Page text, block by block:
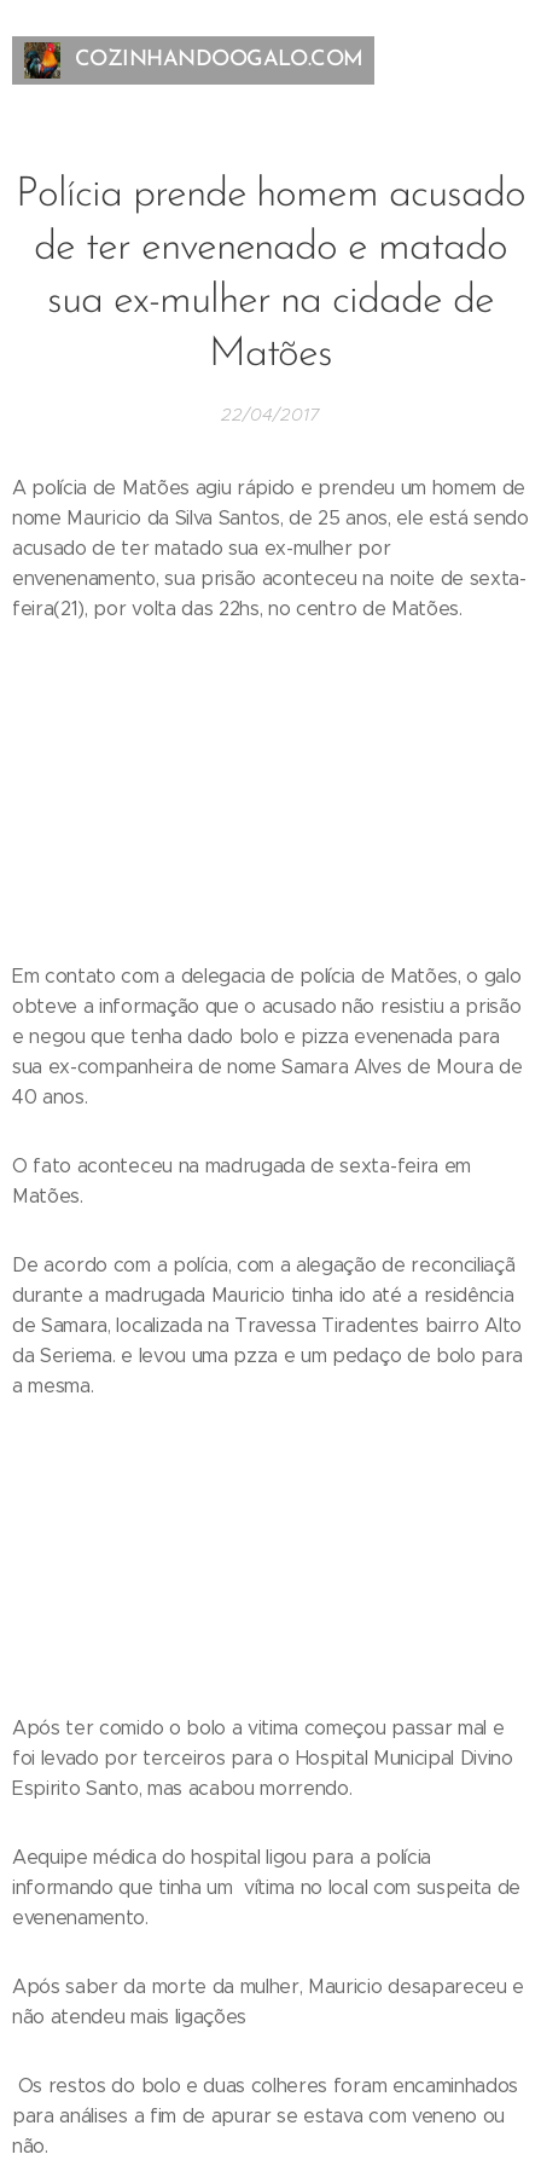
COZINHANDOOGALO.COM
Polícia prende homem acusado
de ter envenenado e matado
sua ex-mulher na cidade de
Matões
22/04/2017
A polícia de Matões agiu rápido e prendeu um homem de
nome Mauricio da Silva Santos, de 25 anos, ele está sendo
acusado de ter matado sua ex-mulher por
envenenamento, sua prisão aconteceu na noite de sexta-
feira(21), por volta das 22hs, no centro de Matões.
Em contato com a delegacia de polícia de Matões, o galo
obteve a informação que o acusado não resistiu a prisão
e negou que tenha dado bolo e pizza evenenada para
sua ex-companheira de nome Samara Alves de Moura de
40 anos.
O fato aconteceu na madrugada de sexta-feira em
Matões.
De acordo com a polícia, com a alegação de reconciliaçã
durante a madrugada Mauricio tinha ido até a residência
de Samara, localizada na Travessa Tiradentes bairro Alto
da Seriema. e levou uma pzza e um pedaço de bolo para
a mesma.
Após ter comido o bolo a vitima começou passar mal e
foi levado por terceiros para o Hospital Municipal Divino
Espirito Santo, mas acabou morrendo.
Aequipe médica do hospital ligou para a polícia
informando que tinha um vítima no local com suspeita de
evenenamento.
Após saber da morte da mulher, Mauricio desapareceu e
não atendeu mais ligações
Os restos do bolo e duas colheres foram encaminhados
para análises a fim de apurar se estava com veneno ou
não.